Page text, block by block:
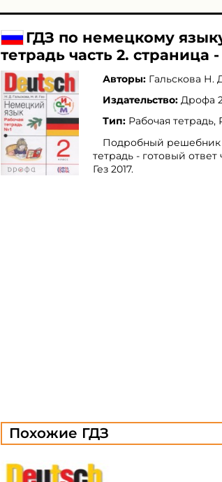
ГДЗ по немецкому
тетрадь часть 2. страница -
Авторы: Гальскова Н.
Издательство: Дрофа
Тип: Рабочая тетрадь,
Подробный решебник
тетрадь - готовый ответ
Гез 2017.
Похожие ГДЗ